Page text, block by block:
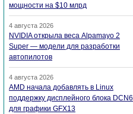
мощности на $10 млрд
4 августа 2026
NVIDIA открыла веса Alpamayo 2
Super — модели для разработки
автопилотов
4 августа 2026
AMD начала добавлять в Linux
поддержку дисплейного блока DCN6
для графики GFX13